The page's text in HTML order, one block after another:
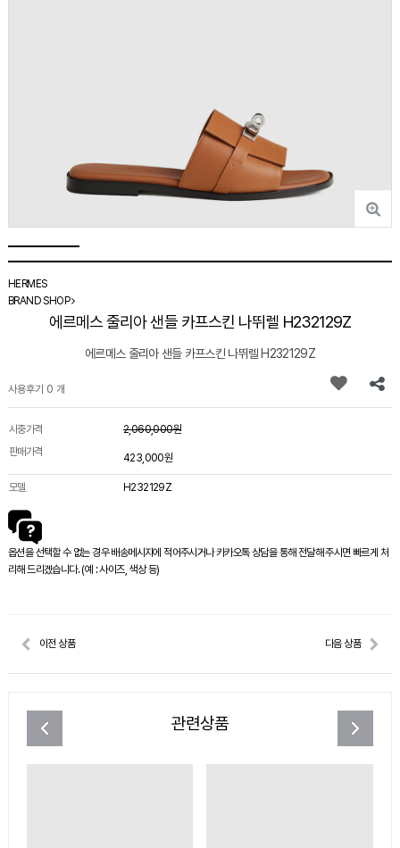
HERMES
BRAND SHOP
에르메스 줄리아 샌들 카프스킨 나뛰렐 H232129Z
에르메스 줄리아 샌들 카프스킨 나뛰렐 H232129Z
사용후기 0 개
시중가격
2,060,000원
판매가격
423,000원
모델 H232129Z
옵션을 선택할 수 없는 경우 배송메시지에 적어주시거나 카카오톡 상담을 통해 전달해 주시면 빠르게 처
리해 드리겠습니다. (예 : 사이즈, 색상 등)
이전 상품 다음 상품
관련상품